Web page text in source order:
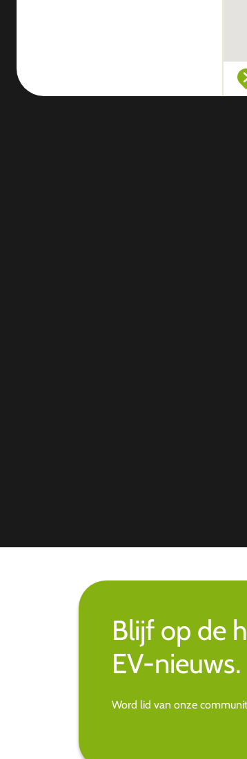
Blijf op de
EV-nieuws.
Word lid van onze